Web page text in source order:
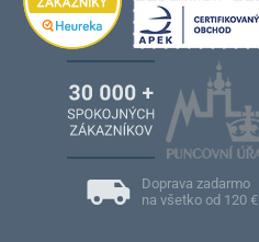
Doprava zadarmo
na všetko od 120 €